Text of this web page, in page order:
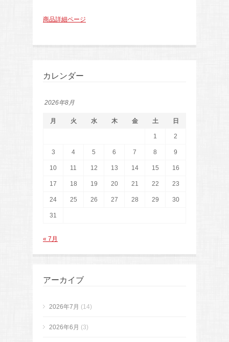
商品詳細ページ
カレンダー
2026年8月
月 火 水 木 金 土 日
1 2
3 4 5 6 7 8 9
10 11 12 13 14 15 16
17 18 19 20 21 22 23
24 25 26 27 28 29 30
31
« 7月
アーカイブ
2026年7月 (14)
2026年6月 (3)